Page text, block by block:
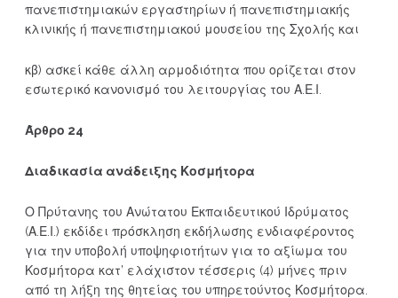
πανεπιστημιακών εργαστηρίων ή πανεπιστημιακής
κλινικής ή πανεπιστημιακού μουσείου της Σχολής και
κβ) ασκεί κάθε άλλη αρμοδιότητα που ορίζεται στον
εσωτερικό κανονισμό του λειτουργίας του Α.Ε.Ι.
Άρθρο 24
Διαδικασία ανάδειξης Κοσμήτορα
Ο Πρύτανης του Ανώτατου Εκπαιδευτικού Ιδρύματος
(Α.Ε.Ι.) εκδίδει πρόσκληση εκδήλωσης ενδιαφέροντος
για την υποβολή υποψηφιοτήτων για το αξίωμα του
Κοσμήτορα κατ’ ελάχιστον τέσσερις (4) μήνες πριν
από τη λήξη της θητείας του υπηρετούντος Κοσμήτορα.